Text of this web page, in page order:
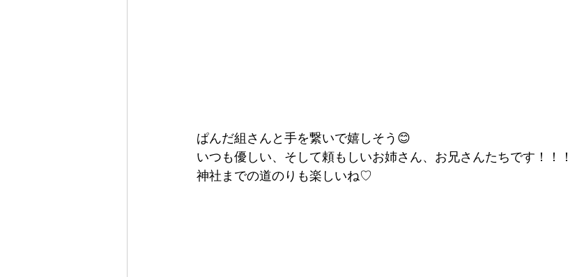
ぱんだ組さんと手を繋いで嬉しそう😊
いつも優しい、そして頼もしいお姉さん、お兄さんたちです！！！
神社までの道のりも楽しいね♡